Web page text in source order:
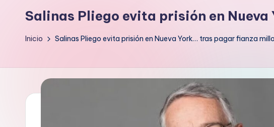
Salinas Pliego evita prisión en
Inicio Salinas Pliego evita prisión en Nueva York… tras pagar fianza